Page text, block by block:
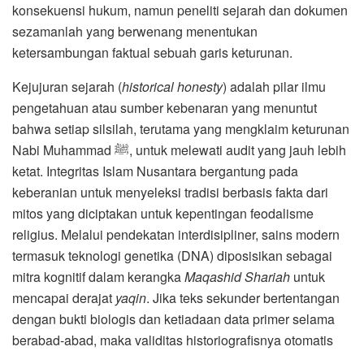
konsekuensi hukum, namun peneliti sejarah dan dokumen
sezamanlah yang berwenang menentukan
ketersambungan faktual sebuah garis keturunan.
Kejujuran sejarah (historical honesty) adalah pilar ilmu
pengetahuan atau sumber kebenaran yang menuntut
bahwa setiap silsilah, terutama yang mengklaim keturunan
Nabi Muhammad ﷺ, untuk melewati audit yang jauh lebih
ketat. Integritas Islam Nusantara bergantung pada
keberanian untuk menyeleksi tradisi berbasis fakta dari
mitos yang diciptakan untuk kepentingan feodalisme
religius. Melalui pendekatan interdisipliner, sains modern
termasuk teknologi genetika (DNA) diposisikan sebagai
mitra kognitif dalam kerangkaMaqashid Shariah untuk
mencapai derajat yaqin. Jika teks sekunder bertentangan
dengan bukti biologis dan ketiadaan data primer selama
berabad-abad, maka validitas historiografisnya otomatis